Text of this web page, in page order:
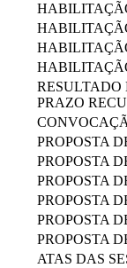
RESULTADO
PRAZO
PROPOSTA
PROPOSTA
PROPOSTA
PROPOSTA
PROPOSTA
PROPOSTA
ATAS DAS